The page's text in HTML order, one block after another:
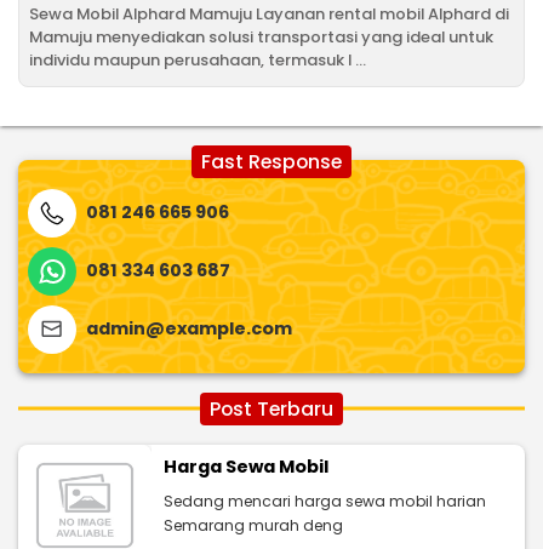
Sewa Mobil Alphard Mamuju Layanan rental mobil Alphard di
Mamuju menyediakan solusi transportasi yang ideal untuk
individu maupun perusahaan, termasuk l ...
Fast Response
081 246 665 906
081 334 603 687
admin@example.com
Post Terbaru
Harga Sewa Mobil
Sedang mencari harga sewa mobil harian
Semarang murah deng